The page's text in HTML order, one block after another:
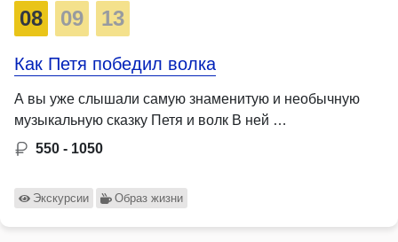
08 09 13
Как Петя победил волкa
А вы уже слышали самую знаменитую и необычную
музыкальную сказку Петя и волк В ней …
550 - 1050
Экскурсии Образ жизни